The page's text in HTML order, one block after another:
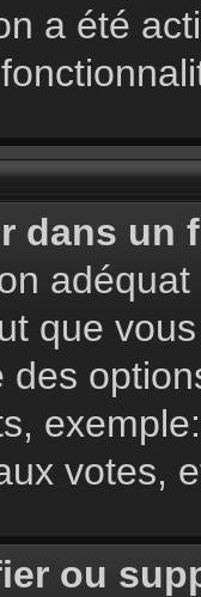
a été
dans un
que
des
votes,
ou